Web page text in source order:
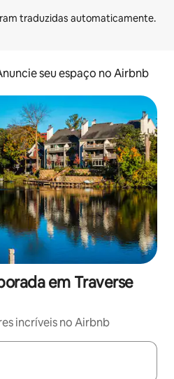
seu espaço no Airbnb
em Traverse
incríveis no Airbnb
disponíveis, explore-os